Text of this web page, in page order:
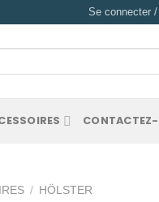
Se connecter /
/ HÖLSTER